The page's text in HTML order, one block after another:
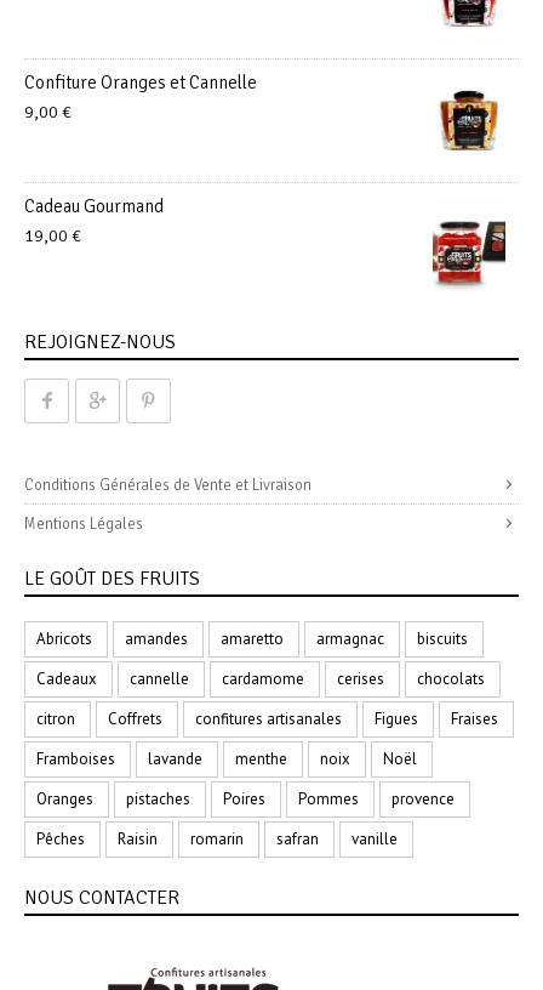
Confiture Oranges et Cannelle
9,00 €
Cadeau Gourmand
19,00 €
REJOIGNEZ-NOUS
Conditions Générales de Vente et Livraison
Mentions Légales
LE GOÛT DES FRUITS
Abricots amandes amaretto armagnac
biscuits
Cadeaux
cannelle cardamome cerises
chocolats
citron
Coffrets confitures artisanales Figues
Fraises
Framboises
lavande menthe noix
Noël
Oranges
pistaches Poires Pommes
provence
Pêches
Raisin romarin safran vanille
NOUS CONTACTER